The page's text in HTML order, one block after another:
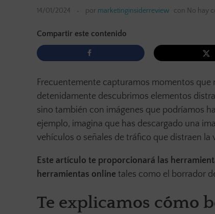
14/01/2024 por marketinginsiderreview con No hay
Compartir este contenido
Frecuentemente capturamos momentos que
detenidamente descubrimos elementos
sino también con imágenes que podríamos
ejemplo, imagina que has descargado una
vehículos o señales de tráfico que distraen la
Este artículo te proporcionará las
herramientas online tales como el borrador
Te explicamos cómo